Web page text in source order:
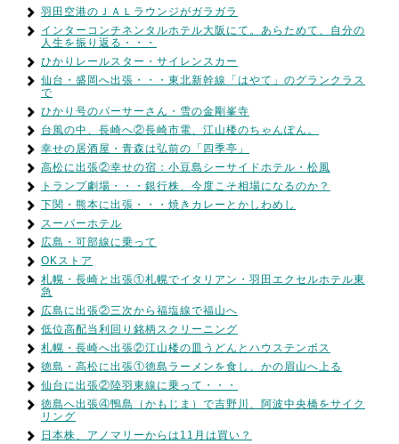
羽田空港のＪＡＬラウンジがガラガラ
インターコンチネンタルホテル大阪にて。あらためて、自分の
人生を振り返る・・・
ひかりレールスター・サイレンスカー
仙台・盛岡へ出張・・・東北新幹線「はやて」のグランクラス
で
ひかり号のパーサーさん・雪の金剛峯寺
台風の中、長崎へ②長崎市電、江山楼のちゃんぽん。
幸せの居酒屋・青森は弘前の「四季亭」
高松に出張②幸せの宿：小豆島シーサイドホテル・松風
トランプ劇場・・・銀行株、今度こそ相場になるのか？
下関・熊本に出張・・・焼きカレーとかしわめし
スーパーホテル
広島・可部線に乗って
OKストア
札幌・長崎と出張①札幌でイタリアン・羽田エクセルホテル東
急
広島に出張②三次から福塩線で福山へ
低位高配当利回り銘柄スクリーニング
札幌・長崎へ出張②江山楼の皿うどんとハウステンボス
徳島・高松に出張①徳島ラーメンを食し、かの眉山へ上る
仙台に出張②陸羽東線に乗って・・・
徳島へ出張④鴨島（かもじま）で吉野川、阿波中央橋をサイク
リング
日本株、アノマリーからは11月は買い？